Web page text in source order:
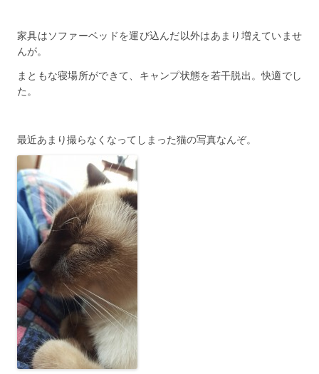
家具はソファーベッドを運び込んだ以外はあまり増えていませ
んが。
まともな寝場所ができて、キャンプ状態を若干脱出。快適でし
た。
最近あまり撮らなくなってしまった猫の写真なんぞ。